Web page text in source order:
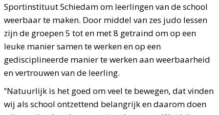
Sportinstituut Schiedam om leerlingen van de school
weerbaar te maken. Door middel van zes judo lessen
zijn de groepen 5 tot en met 8 getraind om op een
leuke manier samen te werken en op een
gedisciplineerde manier te werken aan weerbaarheid
en vertrouwen van de leerling.
‘’Natuurlijk is het goed om veel te bewegen, dat vinden
wij als school ontzettend belangrijk en daarom doen